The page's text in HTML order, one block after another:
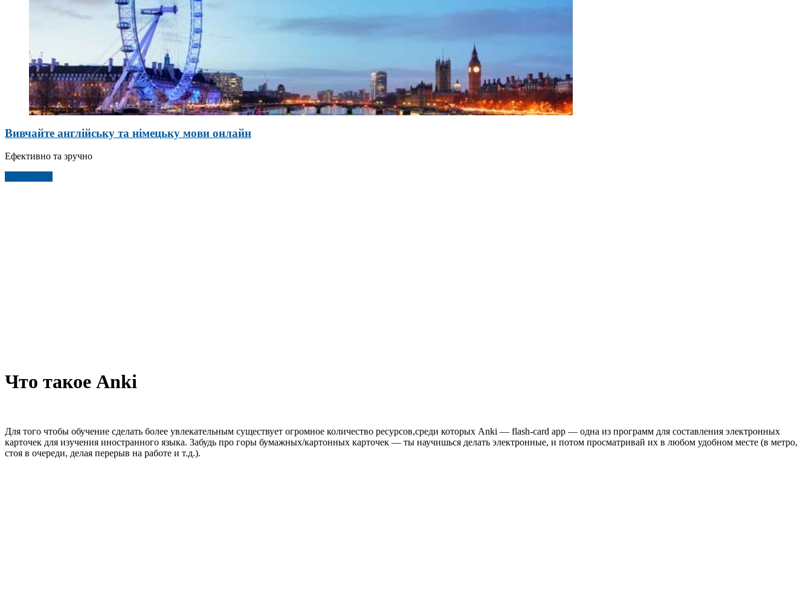
Вивчайте англійську та німецьку мови онлайн
Ефективно та зручно
Что такое Anki
Для того чтобы обучение сделать более увлекательным существует огромное количество ресурсов,среди которых Anki — flash-card app — одна из программ для составления электронных
карточек для изучения иностранного языка. Забудь про горы бумажных/картонных карточек — ты научишься делать электронные, и потом просматривай их в любом удобном месте (в метро,
стоя в очереди, делая перерыв на работе и т.д.).